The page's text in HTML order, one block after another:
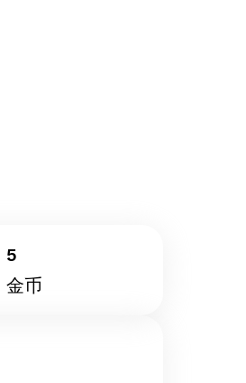
5
金币